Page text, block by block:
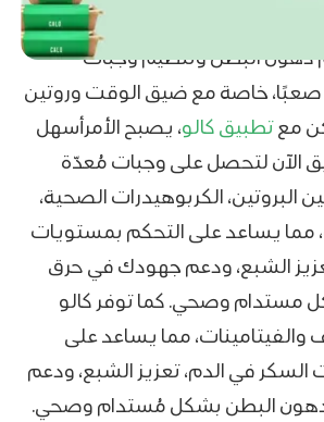
دهون البطن وتنظيم وجبات
صعبًا، خاصة مع ضيق الوقت وروتين
معتطبيق كالو، يصبح الأمرأسهل
الآن لتحصل على وجبات مُعدّة
البروتين، الكربوهيدرات الصحية،
مما يساعد على التحكم بمستويات
الشبع، ودعم جهودك في حرق
مستدام وصحي. كما توفر كالو
والفيتامينات، مما يساعد على
في الدم، تعزيز الشبع، ودعم
البطن بشكل مُستدام وصحي.